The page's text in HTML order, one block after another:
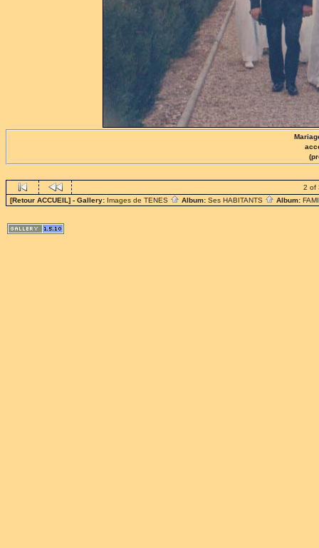
2 of
[Retour ACCUEIL] - Gallery: Images de TENES Album: Ses HABITANTS Album: